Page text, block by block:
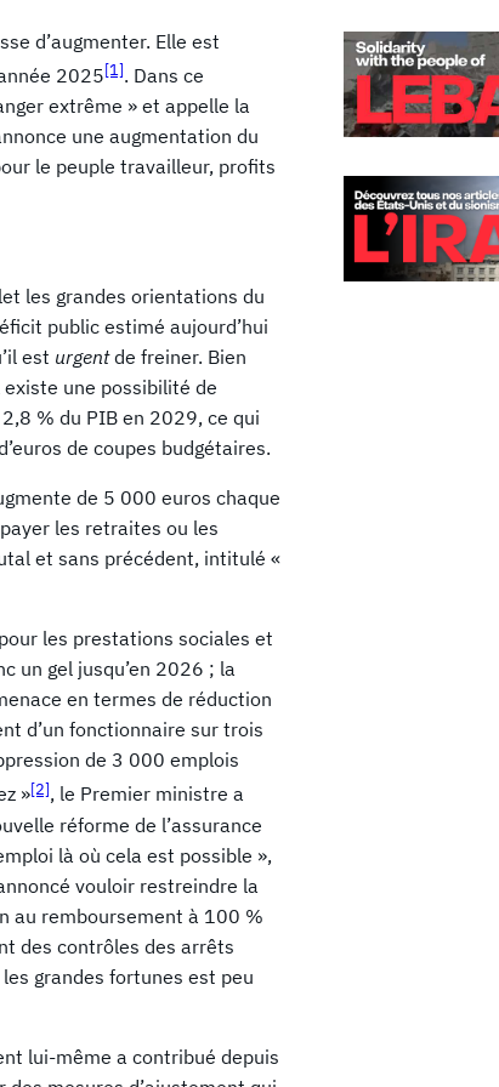
d’augmenter. Elle est
2025[1]. Dans ce
extrême » et appelle la
une augmentation du
le peuple travailleur, profits
les grandes orientations du
public estimé aujourd’hui
est urgentde freiner. Bien
une possibilité de
% du PIB en 2029, ce qui
de coupes budgétaires.
de 5 000 euros chaque
les retraites ou les
et sans précédent, intitulé «
les prestations sociales et
un gel jusqu’en 2026 ; la
en termes de réduction
d’un fonctionnaire sur trois
de 3 000 emplois
»[2], le Premier ministre a
réforme de l’assurance
là où cela est possible »,
vouloir restreindre la
au remboursement à 100 %
des contrôles des arrêts
grandes fortunes est peu
lui-même a contribué depuis